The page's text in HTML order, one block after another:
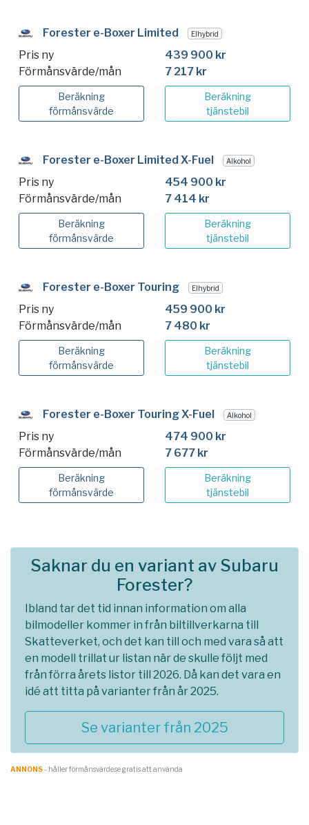
Forester e-Boxer Limited Elhybrid
Pris ny
439 900 kr
Förmånsvärde/mån
7 217 kr
Beräkning
förmånsvärde
Beräkning
tjänstebil
Forester e-Boxer Limited X-Fuel Alkohol
Pris ny
454 900 kr
Förmånsvärde/mån
7 414 kr
Beräkning
förmånsvärde
Beräkning
tjänstebil
Forester e-Boxer Touring Elhybrid
Pris ny
459 900 kr
Förmånsvärde/mån
7 480 kr
Beräkning
förmånsvärde
Beräkning
tjänstebil
Forester e-Boxer Touring X-Fuel Alkohol
Pris ny
474 900 kr
Förmånsvärde/mån
7 677 kr
Beräkning
förmånsvärde
Beräkning
tjänstebil
Saknar du en variant av Subaru
Forester?
Ibland tar det tid innan information om alla
bilmodeller kommer in från biltillverkarna till
Skatteverket, och det kan till och med vara så att
en modell trillat ur listan när de skulle följt med
från förra årets listor till 2026. Då kan det vara en
idé att titta på varianter från år 2025.
Se varianter från 2025
ANNONS- håller förmånsvärde.se gratis att använda